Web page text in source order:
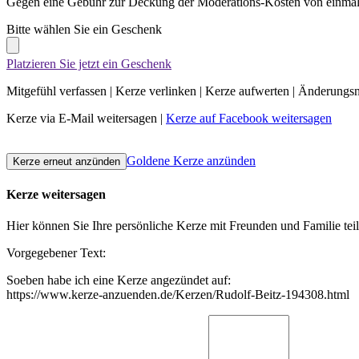
Bitte wählen Sie ein Geschenk
Platzieren Sie jetzt ein Geschenk
Mitgefühl verfassen
Kerze verlinken Kerze aufwerten
Kerze via E-Mail weitersagen
Kerze auf Facebook weitersagen
Goldene Kerze anzünden
Kerze weitersagen
Hier können Sie Ihre persönliche Kerze mit Freunden und Familie
Vorgegebener Text:
Soeben habe ich eine Kerze angezündet auf:
https://www.kerze-anzuenden.de/Kerzen/Rudolf-Beitz-194308.html